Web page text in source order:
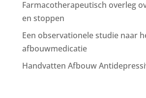
Farmacotherapeutisch overleg
en stoppen
Een observationele studie naar
afbouwmedicatie
Handvatten Afbouw